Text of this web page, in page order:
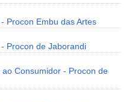
Procon Embu das Artes
Procon de Jaborandi
Consumidor - Procon de